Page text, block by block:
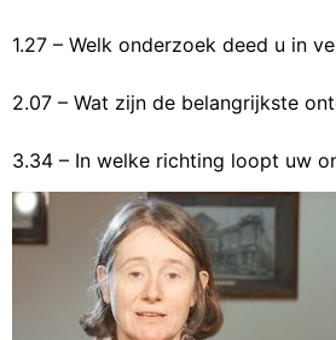
1.27 – Welk onderzoek deed u in
2.07 – Wat zijn de belangrijkste
3.34 – In welke richting loopt uw